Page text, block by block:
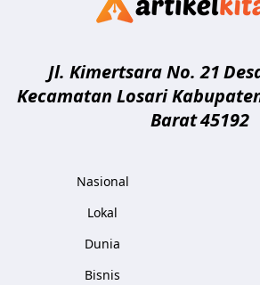
Jl. Kimertsara No. 21
Kecamatan Losari
Barat45192
Nasional
Lokal
Dunia
Bisnis